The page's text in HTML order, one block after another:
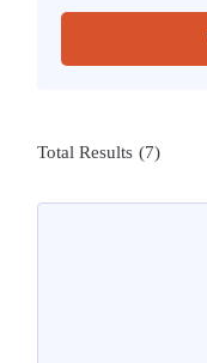
Total Results (7)